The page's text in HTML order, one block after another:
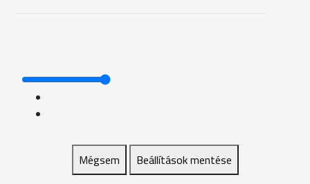
Mégsem Beállítások mentése